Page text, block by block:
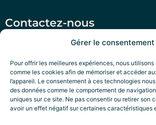
Gérer le consentement
Pour offrir les meilleures expériences, nous
comme les cookies afin de mémoriser et accéder
l’appareil. Le consentement à ces technologies
des données comme le comportement de
uniques sur ce site. Ne pas consentir ou retirer son
avoir un effet négatif sur certaines caractéristiques
Contactez-nous
Salento Prime Srl, Via San
‭+39 351 79 47 280‬
P.IVA:
Salento Exclusive